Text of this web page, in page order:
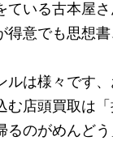
ている古本屋
得意でも思想
は様々です
む店頭買取は
のがめんど